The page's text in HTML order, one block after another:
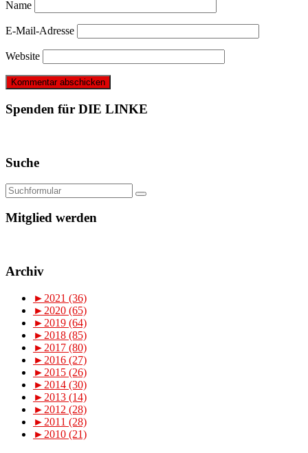
Name
E-Mail-Adresse
Website
Spenden für DIE LINKE
Suche
Mitglied werden
Archiv
► 2021 (36)
► 2020 (65)
► 2019 (64)
► 2018 (85)
► 2017 (80)
► 2016 (27)
► 2015 (26)
► 2014 (30)
► 2013 (14)
► 2012 (28)
► 2011 (28)
► 2010 (21)